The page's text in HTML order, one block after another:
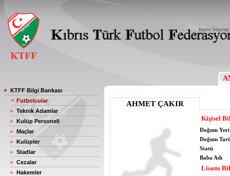
KTFF Bilgi Bankası
Futbolcular
Teknik Adamlar
Kulüp Personeli
Maçlar
Kulüpler
Stadlar
Cezalar
Hakemler
AHMET ÇAKIR
Kişisel
Doğum Yeri
Doğum
Statü
Baba Adı
Lisans